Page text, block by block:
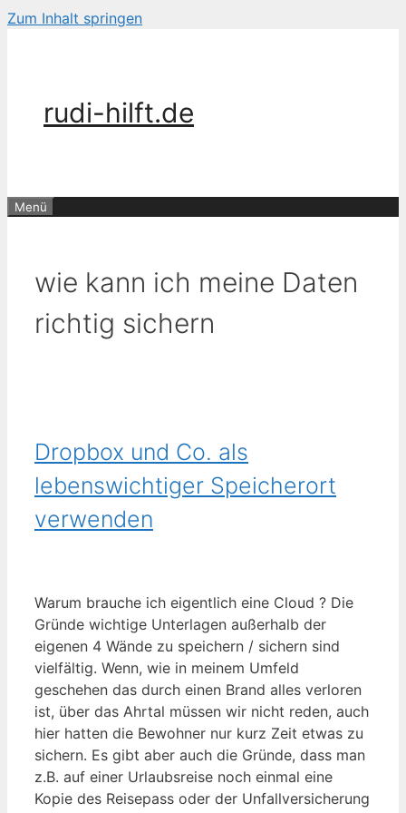
Zum Inhalt springen
rudi-hilft.de
Menü
wie kann ich meine Daten
richtig sichern
Dropbox und Co. als
lebenswichtiger Speicherort
verwenden
Warum brauche ich eigentlich eine Cloud ? Die
Gründe wichtige Unterlagen außerhalb der
eigenen 4 Wände zu speichern / sichern sind
vielfältig. Wenn, wie in meinem Umfeld
geschehen das durch einen Brand alles verloren
ist, über das Ahrtal müssen wir nicht reden, auch
hier hatten die Bewohner nur kurz Zeit etwas zu
sichern. Es gibt aber auch die Gründe, dass man
z.B. auf einer Urlaubsreise noch einmal eine
Kopie des Reisepass oder der Unfallversicherung